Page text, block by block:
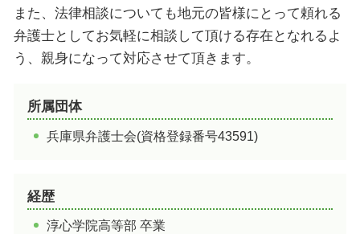
パワーストーン コウナイの石 とは
射楯兵主神社 ご利益
姫路 すごい場所 歴史
姫路市 魅力
姫路市 温泉
加古川市 遊ぶところ
加西市 温泉
たつの市 ご当地グルメ
また、法律相談についても地元の皆様にとって頼れる
弁護士としてお気軽に相談して頂ける存在となれるよ
う、親身になって対応させて頂きます。
所属団体
兵庫県弁護士会(資格登録番号43591)
経歴
淳心学院高等部 卒業